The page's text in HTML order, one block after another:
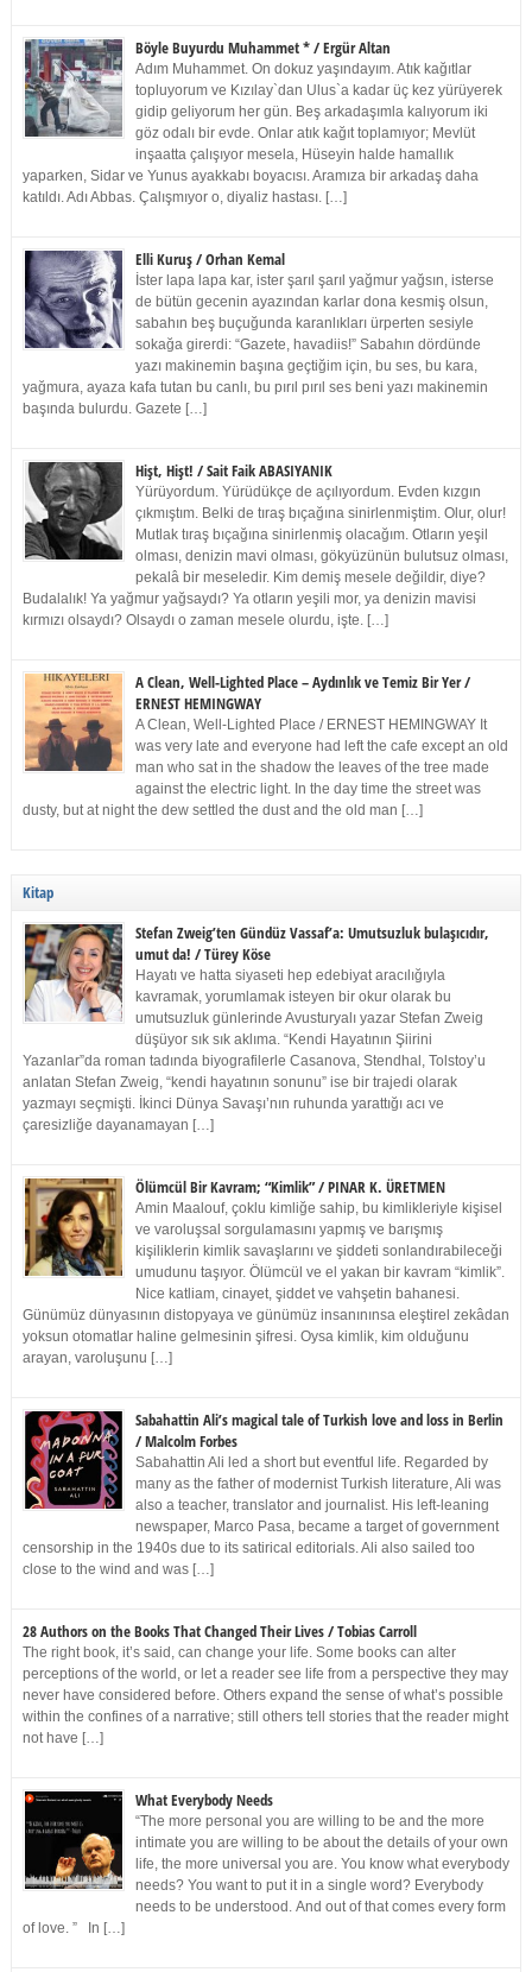
Böyle Buyurdu Muhammet * / Ergür Altan
Adım Muhammet. On dokuz yaşındayım. Atık kağıtlar
topluyorum ve Kızılay`dan Ulus`a kadar üç kez yürüyerek
gidip geliyorum her gün. Beş arkadaşımla kalıyorum iki
göz odalı bir evde. Onlar atık kağıt toplamıyor; Mevlüt
inşaatta çalışıyor mesela, Hüseyin halde hamallık
yaparken, Sidar ve Yunus ayakkabı boyacısı. Aramıza bir arkadaş daha
katıldı. Adı Abbas. Çalışmıyor o, diyaliz hastası. […]
Elli Kuruş / Orhan Kemal
İster lapa lapa kar, ister şarıl şarıl yağmur yağsın, isterse
de bütün gecenin ayazından karlar dona kesmiş olsun,
sabahın beş buçuğunda karanlıkları ürperten sesiyle
sokağa girerdi: “Gazete, havadiis!” Sabahın dördünde
yazı makinemin başına geçtiğim için, bu ses, bu kara,
yağmura, ayaza kafa tutan bu canlı, bu pırıl pırıl ses beni yazı makinemin
başında bulurdu. Gazete […]
Hişt, Hişt! / Sait Faik ABASIYANIK
Yürüyordum. Yürüdükçe de açılıyordum. Evden kızgın
çıkmıştım. Belki de tıraş bıçağına sinirlenmiştim. Olur, olur!
Mutlak tıraş bıçağına sinirlenmiş olacağım. Otların yeşil
olması, denizin mavi olması, gökyüzünün bulutsuz olması,
pekalâ bir meseledir. Kim demiş mesele değildir, diye?
Budalalık! Ya yağmur yağsaydı? Ya otların yeşili mor, ya denizin mavisi
kırmızı olsaydı? Olsaydı o zaman mesele olurdu, işte. […]
A Clean, Well-Lighted Place – Aydınlık ve Temiz Bir Yer /
ERNEST HEMINGWAY
A Clean, Well-Lighted Place / ERNEST HEMINGWAY It
was very late and everyone had left the cafe except an old
man who sat in the shadow the leaves of the tree made
against the electric light. In the day time the street was
dusty, but at night the dew settled the dust and the old man […]
Kitap
Stefan Zweig’ten Gündüz Vassaf’a: Umutsuzluk bulaşıcıdır,
umut da! / Türey Köse
Hayatı ve hatta siyaseti hep edebiyat aracılığıyla
kavramak, yorumlamak isteyen bir okur olarak bu
umutsuzluk günlerinde Avusturyalı yazar Stefan Zweig
düşüyor sık sık aklıma. “Kendi Hayatının Şiirini
Yazanlar”da roman tadında biyografilerle Casanova, Stendhal, Tolstoy’u
anlatan Stefan Zweig, “kendi hayatının sonunu” ise bir trajedi olarak
yazmayı seçmişti. İkinci Dünya Savaşı’nın ruhunda yarattığı acı ve
çaresizliğe dayanamayan […]
Ölümcül Bir Kavram; “Kimlik” / PINAR K. ÜRETMEN
Amin Maalouf, çoklu kimliğe sahip, bu kimlikleriyle kişisel
ve varoluşsal sorgulamasını yapmış ve barışmış
kişiliklerin kimlik savaşlarını ve şiddeti sonlandırabileceği
umudunu taşıyor. Ölümcül ve el yakan bir kavram “kimlik”.
Nice katliam, cinayet, şiddet ve vahşetin bahanesi.
Günümüz dünyasının distopyaya ve günümüz insanınınsa eleştirel zekâdan
yoksun otomatlar haline gelmesinin şifresi. Oysa kimlik, kim olduğunu
arayan, varoluşunu […]
Sabahattin Ali’s magical tale of Turkish love and loss in Berlin
/ Malcolm Forbes
Sabahattin Ali led a short but eventful life. Regarded by
many as the father of modernist Turkish literature, Ali was
also a teacher, translator and journalist. His left-leaning
newspaper, Marco Pasa, became a target of government
censorship in the 1940s due to its satirical editorials. Ali also sailed too
close to the wind and was […]
28 Authors on the Books That Changed Their Lives / Tobias Carroll
The right book, it’s said, can change your life. Some books can alter
perceptions of the world, or let a reader see life from a perspective they may
never have considered before. Others expand the sense of what’s possible
within the confines of a narrative; still others tell stories that the reader might
not have […]
What Everybody Needs
“The more personal you are willing to be and the more
intimate you are willing to be about the details of your own
life, the more universal you are. You know what everybody
needs? You want to put it in a single word? Everybody
needs to be understood. And out of that comes every form
of love. ” In […]